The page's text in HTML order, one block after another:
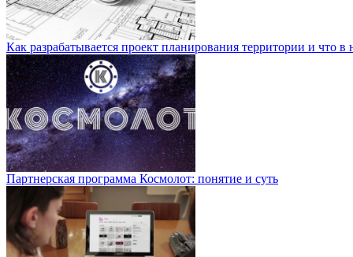
Как разрабатывается проект планирования территории и что в
Партнерская программа Космолот: понятие и суть